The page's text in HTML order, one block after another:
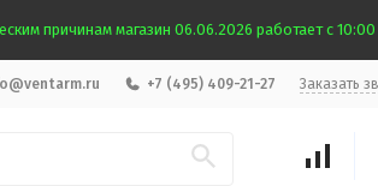
причинам магазин 06.06.2026 работает с
+7 (495) 409-21-27 Заказать